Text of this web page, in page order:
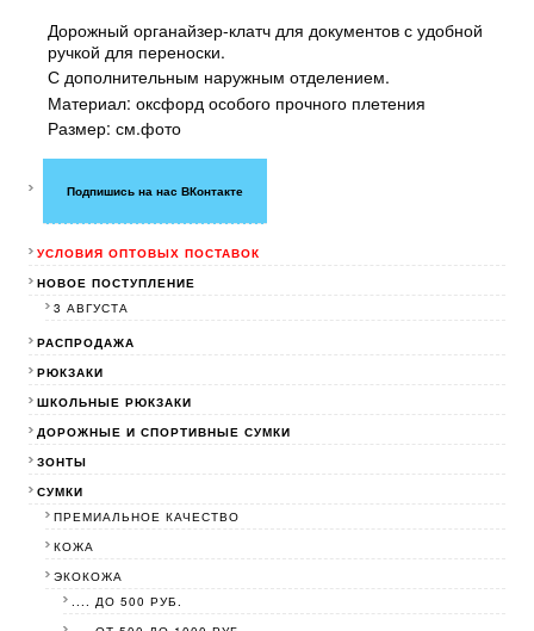
Дорожный органайзер-клатч для документов с удобной
ручкой для переноски.
С дополнительным наружным отделением.
Материал: оксфорд особого прочного плетения
Размер: см.фото
Подпишись на нас ВКонтакте
УСЛОВИЯ ОПТОВЫХ ПОСТАВОК
НОВОЕ ПОСТУПЛЕНИЕ
3 АВГУСТА
РАСПРОДАЖА
РЮКЗАКИ
ШКОЛЬНЫЕ РЮКЗАКИ
ДОРОЖНЫЕ И СПОРТИВНЫЕ СУМКИ
ЗОНТЫ
СУМКИ
ПРЕМИАЛЬНОЕ КАЧЕСТВО
КОЖА
ЭКОКОЖА
.... ДО 500 РУБ.